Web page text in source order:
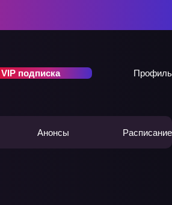
VIP подписка Профиль
Анонсы Расписание